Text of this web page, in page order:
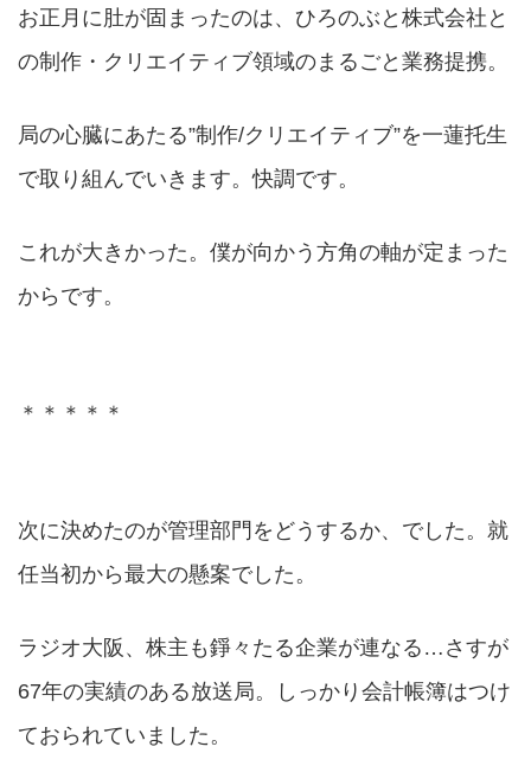
お正月に肚が固まったのは、ひろのぶと株式会社と
の制作・クリエイティブ領域のまるごと業務提携。
局の心臓にあたる”制作/クリエイティブ”を一蓮托生
で取り組んでいきます。快調です。
これが大きかった。僕が向かう方角の軸が定まった
からです。
＊＊＊＊＊
次に決めたのが管理部門をどうするか、でした。就
任当初から最大の懸案でした。
ラジオ大阪、株主も錚々たる企業が連なる…さすが
67年の実績のある放送局。しっかり会計帳簿はつけ
ておられていました。